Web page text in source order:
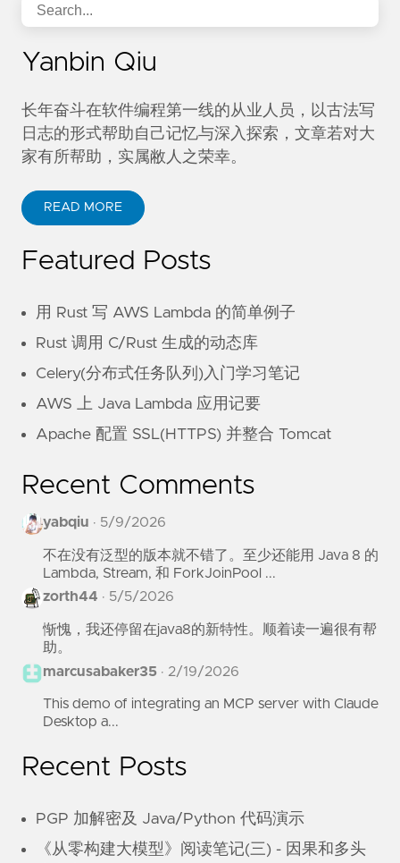
Yanbin Qiu
长年奋斗在软件编程第一线的从业人员，以古法写
日志的形式帮助自己记忆与深入探索，文章若对大
家有所帮助，实属敝人之荣幸。
READ MORE
Featured Posts
用 Rust 写 AWS Lambda 的简单例子
Rust 调用 C/Rust 生成的动态库
Celery(分布式任务队列)入门学习笔记
AWS 上 Java Lambda 应用记要
Apache 配置 SSL(HTTPS) 并整合 Tomcat
Recent Comments
yabqiu · 5/9/2026
不在没有泛型的版本就不错了。至少还能用 Java 8 的
Lambda, Stream, 和 ForkJoinPool ...
zorth44 · 5/5/2026
惭愧，我还停留在java8的新特性。顺着读一遍很有帮
助。
marcusabaker35 · 2/19/2026
This demo of integrating an MCP server with Claude
Desktop a...
Recent Posts
PGP 加解密及 Java/Python 代码演示
《从零构建大模型》阅读笔记(三) - 因果和多头